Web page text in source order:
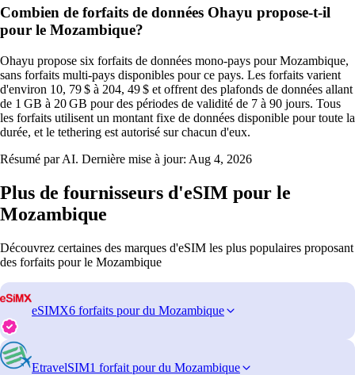
Combien de forfaits de données Ohayu propose-t-il
pour le Mozambique?
Ohayu propose six forfaits de données mono-pays pour Mozambique,
sans forfaits multi-pays disponibles pour ce pays. Les forfaits varient
d'environ 10, 79 $ à 204, 49 $ et offrent des plafonds de données allant
de 1 GB à 20 GB pour des périodes de validité de 7 à 90 jours. Tous
les forfaits utilisent un montant fixe de données disponible pour toute la
durée, et le tethering est autorisé sur chacun d'eux.
Résumé par AI. Dernière mise à jour: Aug 4, 2026
Plus de fournisseurs d'eSIM pour le
Mozambique
Découvrez certaines des marques d'eSIM les plus populaires proposant
des forfaits pour le Mozambique
eSIMX6 forfaits pour du Mozambique
EtravelSIM1 forfait pour du Mozambique